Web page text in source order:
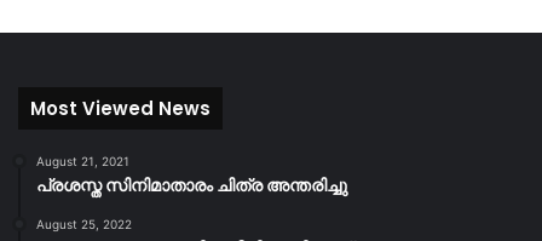
Most Viewed News
August 21, 2021
പ്രശസ്ത സിനിമാതാരം ചിത്ര അന്തരിച്ചു
August 25, 2022